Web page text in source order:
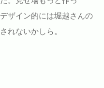
ザイン的には堀越さんの
れないかしら。